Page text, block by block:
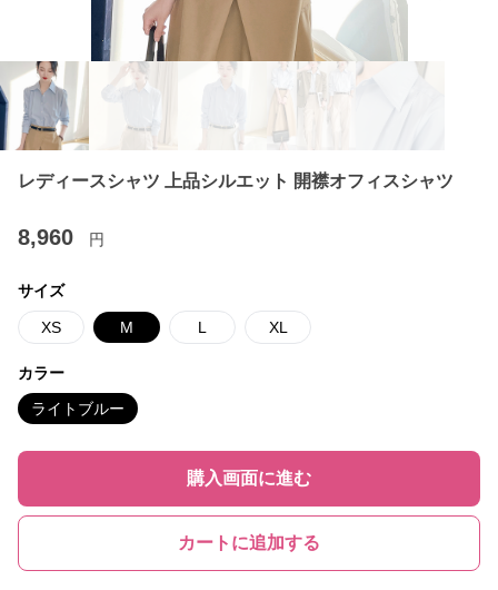
レディースシャツ 上品シルエット 開襟オフィスシャツ
8,960 円
サイズ
XS M L XL
カラー
ライトブルー
購入画面に進む
カートに追加する